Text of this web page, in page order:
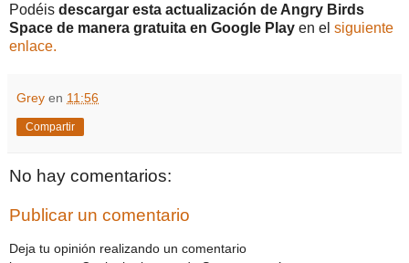
Podéis descargar esta actualización de Angry Birds
Space de manera gratuita en Google Play en el siguiente
enlace.
Grey en 11:56
Compartir
No hay comentarios:
Publicar un comentario
Deja tu opinión realizando un comentario